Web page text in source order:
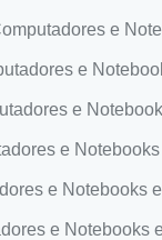
e
e
e
e
e Notebooks
e Notebooks